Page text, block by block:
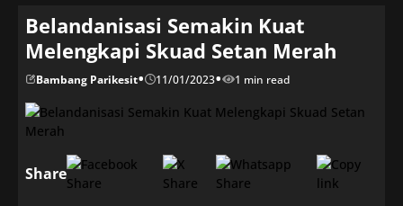
Belandanisasi Semakin Kuat
Melengkapi Skuad Setan Merah
Bambang Parikesit• 11/01/2023• 1 min read
Share